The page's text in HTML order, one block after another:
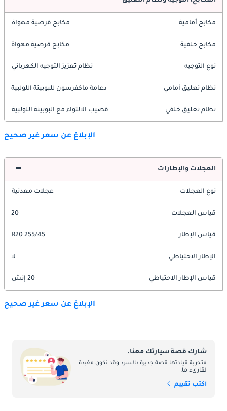
مكابح أمامية مكابح قرصية مهواة
مكابح خلفية مكابح قرصية مهواة
نوع التوجيه نظام تعزيز التوجيه الكهربائي
نظام تعليق أمامي دعامة ماكفرسون للبوبينة اللولبية
نظام تعليق خلفي قضيب الالتواء مع البوبينة اللولبية
الإبلاغ عن سعر غير صحيح
العجلات والإطارات
نوع العجلات عجلات معدنية
قياس العجلات 20
قياس الإطار 255/45 R20
الإطار الاحتياطي لا
قياس الإطار الاحتياطي 20 إنش
الإبلاغ عن سعر غير صحيح
شارك قصة سيارتك معنا.
فتجربة قيادتها قصة جديرة بالسرد وقد تكون مفيدة
لقارىء ما.
اكتب تقييم